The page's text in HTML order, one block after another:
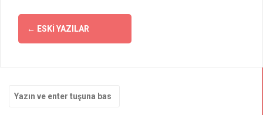
Yazı
dolaşımı
← ESKI YAZILAR
yap: